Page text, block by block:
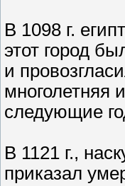
В 1098 г.
этот город
и
многолетняя
следующие
В 1121 г.,
приказал